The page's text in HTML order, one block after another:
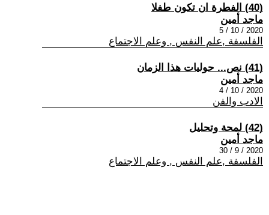
(40) الفطرة ان تكون طفلا
ماجد أمين
2020 / 10 / 5
الفلسفة ,علم النفس , وعلم الاجتماع
(41) نص... حوليات هذا الزمان
ماجد أمين
2020 / 10 / 4
الادب والفن
(42) لمحة وتحليل
ماجد أمين
2020 / 9 / 30
الفلسفة ,علم النفس , وعلم الاجتماع